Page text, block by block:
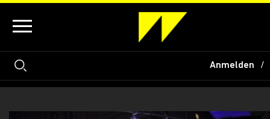
Anmelden